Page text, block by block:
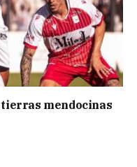
mendocinas